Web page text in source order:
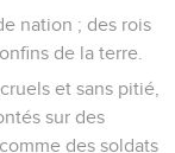
nation ; des rois
de la terre.
et sans pitié,
sur des
des soldats